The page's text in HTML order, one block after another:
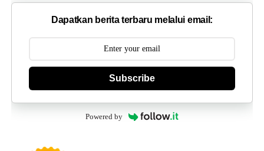
Dapatkan berita terbaru melalui email:
Subscribe
Powered by